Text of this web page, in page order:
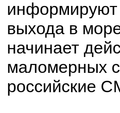
информируют
выхода в
начинает
маломерных
российские